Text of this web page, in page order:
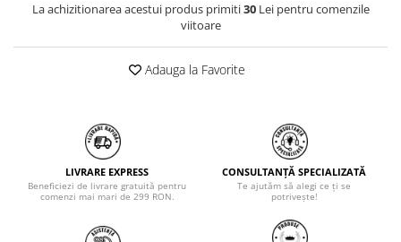
La achizitionarea acestui produs primiti30Lei pentru comenzile
viitoare
Adauga la Favorite
LIVRARE EXPRESS
Beneficiezi de livrare gratuită pentru
comenzi mai mari de 299 RON.
CONSULTANȚĂ SPECIALIZATĂ
Te ajutăm să alegi ce ți se
potrivește!